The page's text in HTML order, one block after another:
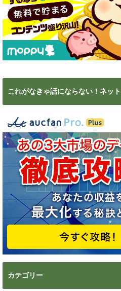
これがなきゃ話にならない！ネッ
カテゴリー